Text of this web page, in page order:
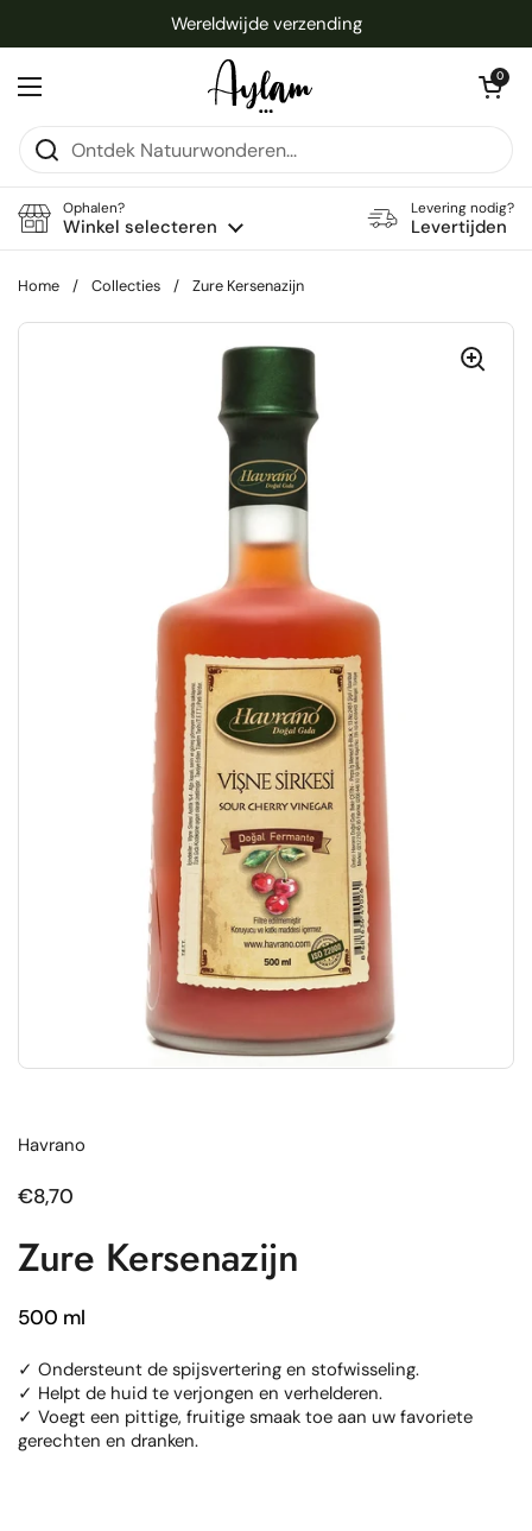
Wereldwijde verzending
Menu openen
Winkelwagentje
0
Ophalen?
Winkel selecteren
Levering nodig?
Levertijden
Home / Collecties / Zure Kersenazijn
Havrano
Normale prijs
€8,70
Zure Kersenazijn
500 ml
✓ Ondersteunt de spijsvertering en stofwisseling.
✓ Helpt de huid te verjongen en verhelderen.
✓ Voegt een pittige, fruitige smaak toe aan uw favoriete
gerechten en dranken.